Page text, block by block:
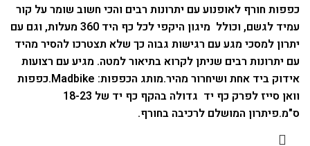
כפפות חורף לאופנוע עם יתרונות רבים והכי חשוב שומר על קור
עמיד לגשם, וכולל מיגון היקפי לכל כף היד 360 מעלות, וגם עם
יתרון למסכי מגע עם רגישות גבוה כך שלא תצטרכו להסיר מהיד
עם יתרונות רבים שניתן לקרוא בתיאור למטה. מגיע עם רצועות
אידוק ביד אחת ושיחרור מהיר.מותג הכפפות: Madbike.
כפפות
וואן סייז לפרק כף יד גדולה בהקף כף יד של 18-23
ס"מ.פיתרון המושלם לרכיבה בחורף.